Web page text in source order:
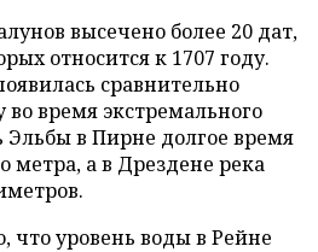
высечено более 20 дат,
относится к 1707 году.
сравнительно
во время экстремального
Эльбы в Пирне долгое время
метра, а в Дрездене река
что уровень воды в Рейне